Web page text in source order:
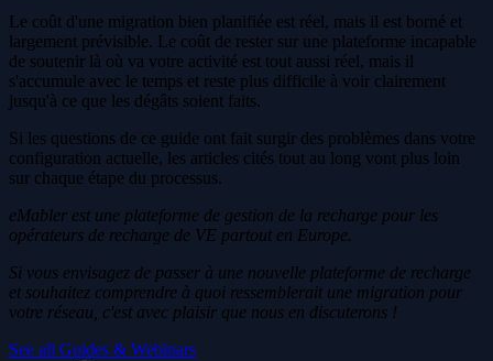
Le coût d'une migration bien planifiée est réel, mais il est borné et
largement prévisible. Le coût de rester sur une plateforme incapable
de soutenir là où va votre activité est tout aussi réel, mais il
s'accumule avec le temps et reste plus difficile à voir clairement
jusqu'à ce que les dégâts soient faits.
Si les questions de ce guide ont fait surgir des problèmes dans votre
configuration actuelle, les articles cités tout au long vont plus loin
sur chaque étape du processus.
eMabler est une plateforme de gestion de la recharge pour les
opérateurs de recharge de VE partout en Europe.
Si vous envisagez de passer à une nouvelle plateforme de recharge
et souhaitez comprendre à quoi ressemblerait une migration pour
votre réseau, c'est avec plaisir que nous en discuterons !
See all Guides & Webinars